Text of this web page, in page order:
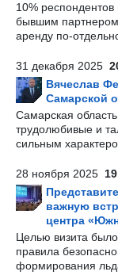
10%
бывшим партнером
аренду по-
31 декабря 2025
Вячеслав
Самарской
Самарская
трудолюбивые и
сильным
28 ноября 2025
важную
центра
Целью визита
правила
формирования